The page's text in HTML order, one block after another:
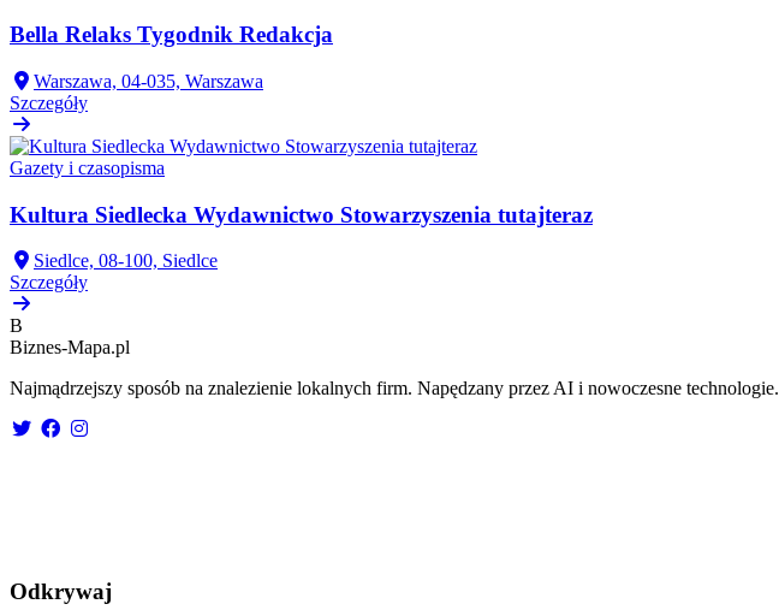
Bella Relaks Tygodnik Redakcja
Warszawa, 04-035, Warszawa
Szczegóły
Gazety i czasopisma
Kultura Siedlecka Wydawnictwo Stowarzyszenia tutajteraz
Siedlce, 08-100, Siedlce
Szczegóły
B
Biznes-Mapa.pl
Najmądrzejszy sposób na znalezienie lokalnych firm. Napędzany przez AI i nowoczesne technologie.
Odkrywaj